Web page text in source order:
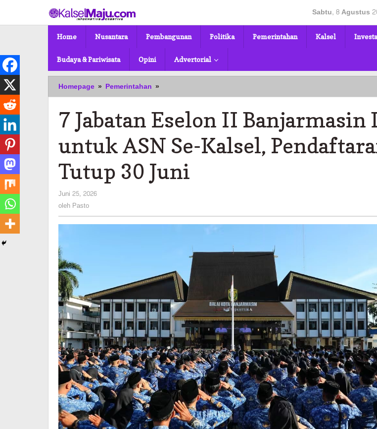
konten
Sabtu, 8 Agustus
Home Nusantara Pembangunan Politika Pemerintahan Kalsel
Budaya & Pariwisata Opini Advertorial
Homepage » Pemerintahan »
Jabatan
II
Banjarmasin
Dibuka
untuk
Se-
Kalsel,
Juni
7 Jabatan Eselon II Banjarmasin
untuk ASN Se-Kalsel,
Tutup 30 Juni
Juni 25, 2026
oleh Pasto